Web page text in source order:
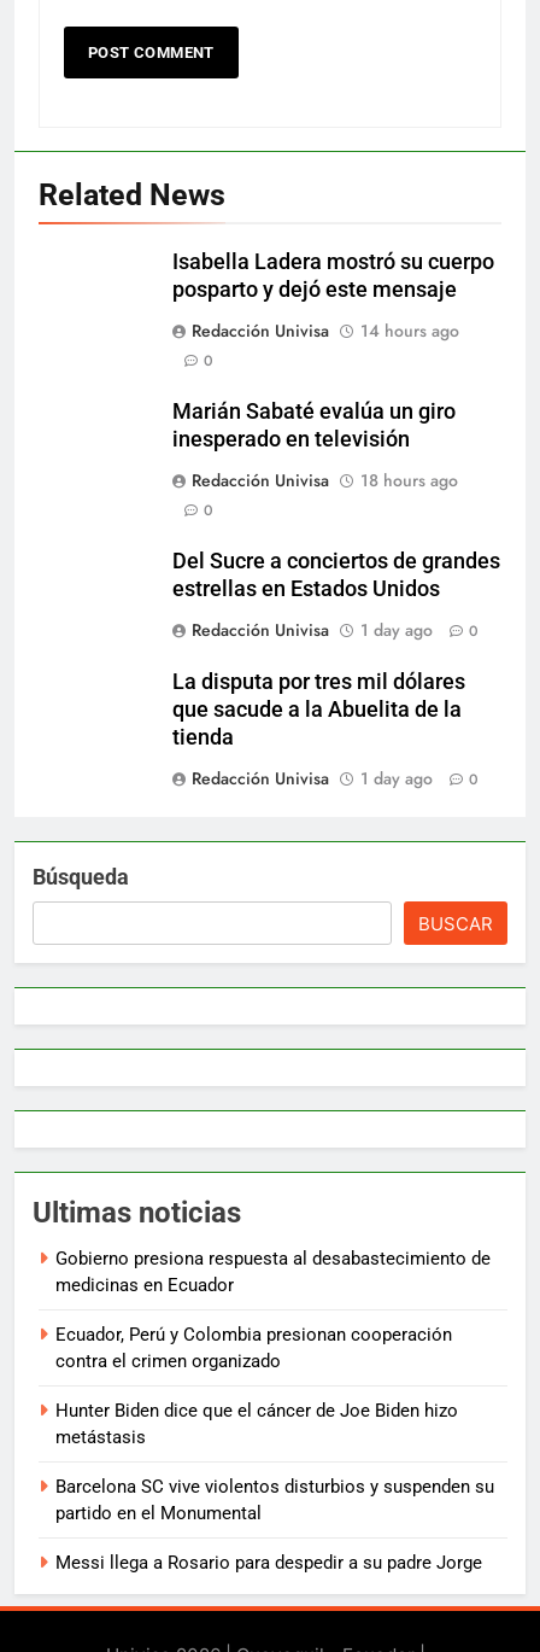
Related News
Isabella Ladera mostró su cuerpo
posparto y dejó este mensaje
Redacción Univisa
14 hours ago
0
Marián Sabaté evalúa un giro
inesperado en televisión
Redacción Univisa
18 hours ago
0
Del Sucre a conciertos de grandes
estrellas en Estados Unidos
Redacción Univisa
1 day ago 0
La disputa por tres mil dólares
que sacude a la Abuelita de la
tienda
Redacción Univisa
1 day ago 0
Búsqueda
BUSCAR
Ultimas noticias
Gobierno presiona respuesta al desabastecimiento de
medicinas en Ecuador
Ecuador, Perú y Colombia presionan cooperación
contra el crimen organizado
Hunter Biden dice que el cáncer de Joe Biden hizo
metástasis
Barcelona SC vive violentos disturbios y suspenden su
partido en el Monumental
Messi llega a Rosario para despedir a su padre Jorge